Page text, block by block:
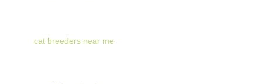
cat breeders near me